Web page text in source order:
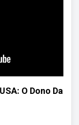
O Dono Da